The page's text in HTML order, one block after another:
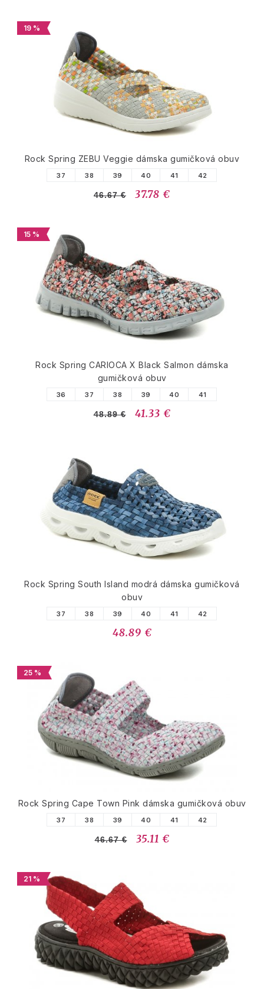
19 %
Rock Spring ZEBU Veggie dámska gumičková obuv
37 38 39 40 41 42
46.67 € 37.78 €
15 %
Rock Spring CARIOCA X Black Salmon dámska
gumičková obuv
36 37 38 39 40 41
48.89 € 41.33 €
Rock Spring South Island modrá dámska gumičková
obuv
37 38 39 40 41 42
48.89 €
25 %
Rock Spring Cape Town Pink dámska gumičková obuv
37 38 39 40 41 42
46.67 € 35.11 €
21 %